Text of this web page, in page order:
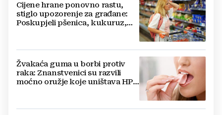
Cijene hrane ponovno rastu,
stiglo upozorenje za građane:
Poskupjeli pšenica, kukuruz,
Žvakaća guma u borbi protiv
raka: Znanstvenici su razvili
moćno oružje koje uništava HPV